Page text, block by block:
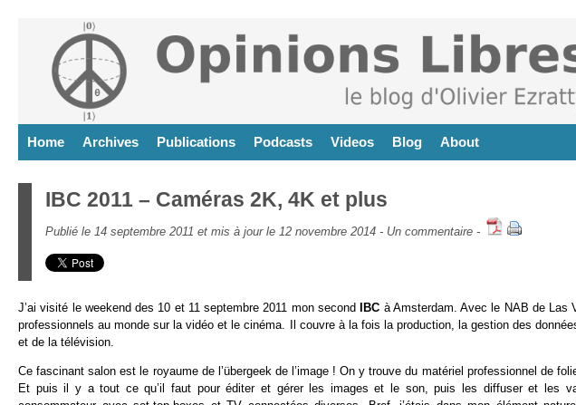
Home Archives Publications Podcasts Videos Blog About
IBC 2011 – Caméras 2K, 4K et plus
Publié le 14 septembre 2011 et mis à jour le 12 novembre 2014 - Un commentaire -
J’ai visité le weekend des 10 et 11 septembre 2011 mon second IBC à Amsterdam. Avec le NAB de Las
professionnels au monde sur la vidéo et le cinéma. Il couvre à la fois la production, la gestion des
et de la télévision.
Ce fascinant salon est le royaume de l’übergeek de l’image ! On y trouve du matériel professionnel de
Et puis il y a tout ce qu’il faut pour éditer et gérer les images et le son, puis les diffuser et les